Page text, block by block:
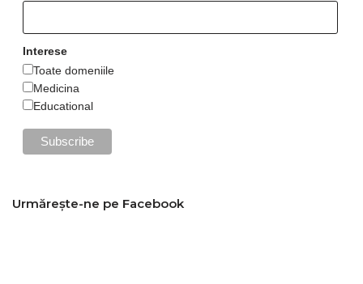
Interese
Toate domeniile
Medicina
Educational
Urmărește-ne pe Facebook